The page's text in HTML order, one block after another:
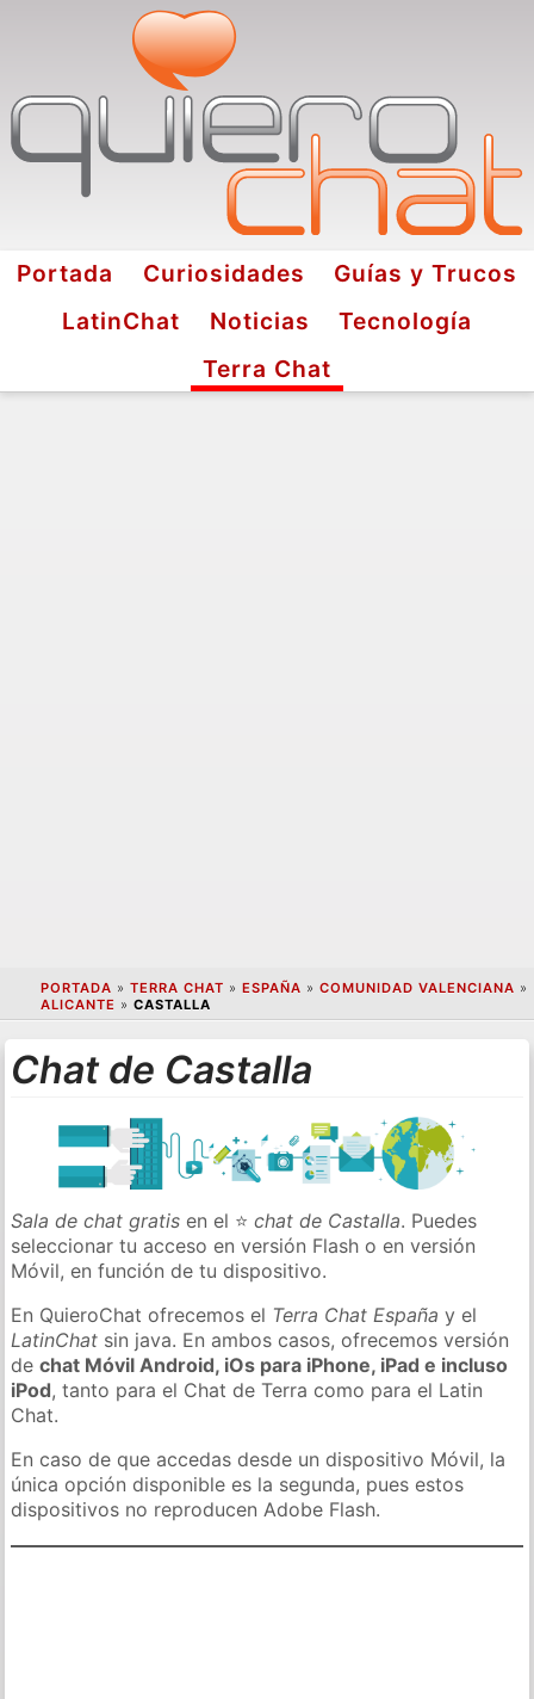
Portada Curiosidades
Guías y Trucos
LatinChat
Noticias
Tecnología
Terra Chat
PORTADA » TERRA CHAT » ESPAÑA » COMUNIDAD VALENCIANA »
ALICANTE » CASTALLA
Chat de Castalla
Sala de chat gratis en el ⭐chat de Castalla. Puedes
seleccionar tu acceso en versión Flash o en versión
Móvil, en función de tu dispositivo.
En QuieroChat ofrecemos el Terra Chat España y el
LatinChat sin java. En ambos casos, ofrecemos versión
dechat Móvil Android, iOs para iPhone, iPad e incluso
iPod, tanto para el Chat de Terra como para el Latin
Chat.
En caso de que accedas desde un dispositivo Móvil, la
única opción disponible es la segunda, pues estos
dispositivos no reproducen Adobe Flash.